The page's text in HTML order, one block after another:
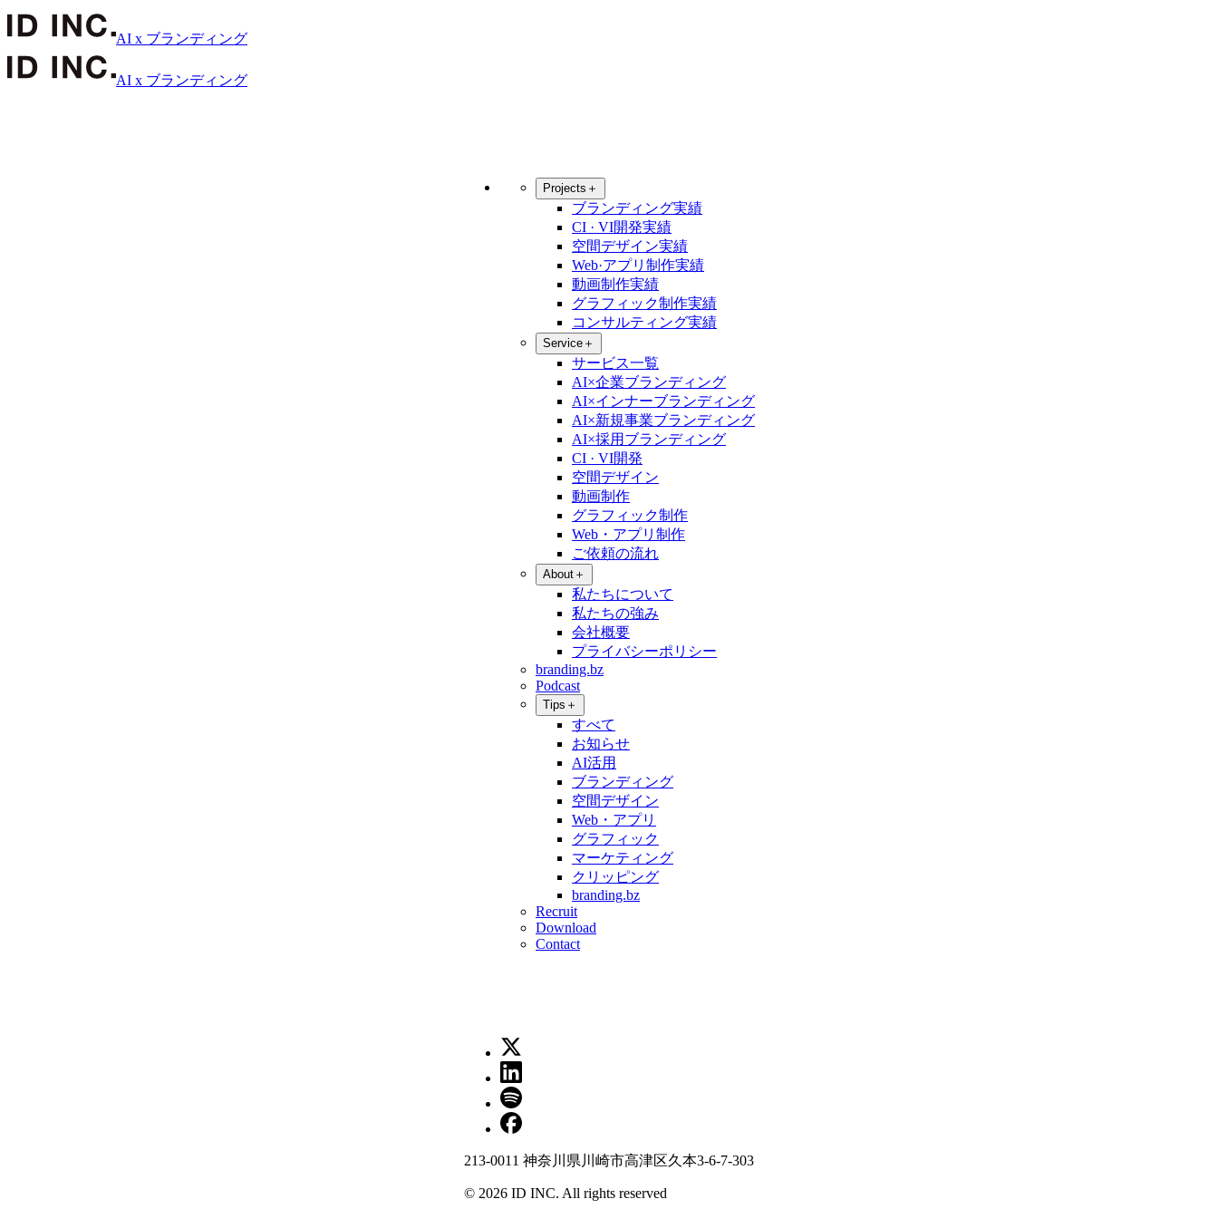
AI x ブランディング
AI x ブランディング
Projects ＋
ブランディング実績
CI · VI開発実績
空間デザイン実績
Web·アプリ制作実績
動画制作実績
グラフィック制作実績
コンサルティング実績
Service ＋
サービス一覧
AI×企業ブランディング
AI×インナーブランディング
AI×新規事業ブランディング
AI×採用ブランディング
CI · VI開発
空間デザイン
動画制作
グラフィック制作
Web・アプリ制作
ご依頼の流れ
About ＋
私たちについて
私たちの強み
会社概要
プライバシーポリシー
branding.bz
Podcast
Tips ＋
すべて
お知らせ
AI活用
ブランディング
空間デザイン
Web・アプリ
グラフィック
マーケティング
クリッピング
branding.bz
Recruit
Download
Contact
213-0011 神奈川県川崎市高津区久本3-6-7-303
© 2026 ID INC. All rights reserved